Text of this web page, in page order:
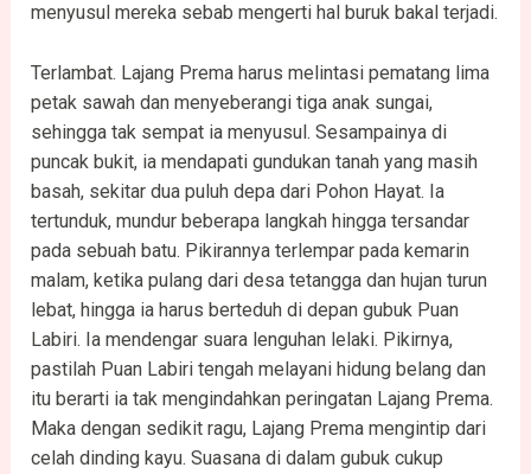
menyusul mereka sebab mengerti hal buruk bakal terjadi.
Terlambat. Lajang Prema harus melintasi pematang lima
petak sawah dan menyeberangi tiga anak sungai,
sehingga tak sempat ia menyusul. Sesampainya di
puncak bukit, ia mendapati gundukan tanah yang masih
basah, sekitar dua puluh depa dari Pohon Hayat. Ia
tertunduk, mundur beberapa langkah hingga tersandar
pada sebuah batu. Pikirannya terlempar pada kemarin
malam, ketika pulang dari desa tetangga dan hujan turun
lebat, hingga ia harus berteduh di depan gubuk Puan
Labiri. Ia mendengar suara lenguhan lelaki. Pikirnya,
pastilah Puan Labiri tengah melayani hidung belang dan
itu berarti ia tak mengindahkan peringatan Lajang Prema.
Maka dengan sedikit ragu, Lajang Prema mengintip dari
celah dinding kayu. Suasana di dalam gubuk cukup